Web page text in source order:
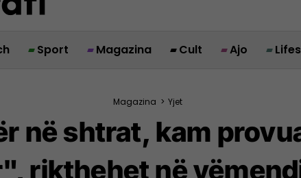
Sport Magazina Cult Ajo
Magazina > Yjet
në shtrat, kam
rikthehet në